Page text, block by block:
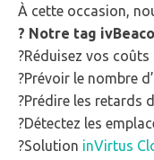
À cette occasion,
? Notre tag
?Réduisez vos
?Prévoir le nombre
?Prédire les retards
?Détectez les
?Solution inVirtus